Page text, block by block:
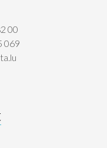
00
069